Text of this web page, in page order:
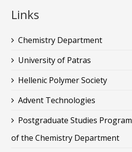
Links
Chemistry Department
University of Patras
Hellenic Polymer Society
Advent Technologies
Postgraduate Studies Program
of the Chemistry Department